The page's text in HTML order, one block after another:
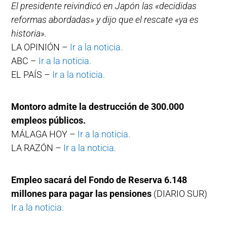
El presidente reivindicó en Japón las «decididas
reformas abordadas» y dijo que el rescate «ya es
historia».
LA OPINIÓN – Ir a la noticia.
ABC – Ir a la noticia.
EL PAÍS – Ir a la noticia.
Montoro admite la destrucción de 300.000
empleos públicos.
MÁLAGA HOY – Ir a la noticia.
LA RAZÓN – Ir a la noticia.
Empleo sacará del Fondo de Reserva 6.148
millones para pagar las pensiones (DIARIO SUR)
Ir a la noticia.